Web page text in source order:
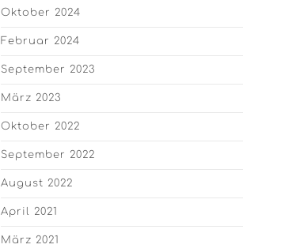
Oktober 2024
Februar 2024
September 2023
März 2023
Oktober 2022
September 2022
August 2022
April 2021
März 2021